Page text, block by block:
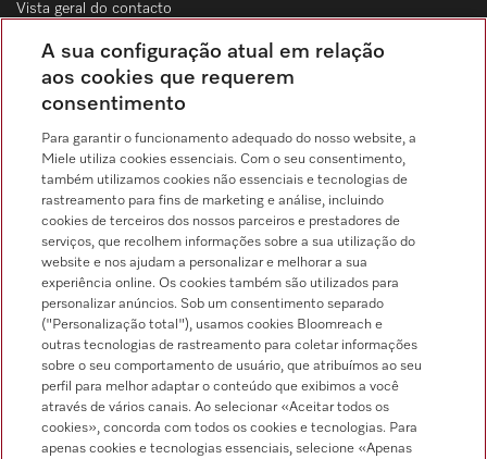
Vista geral do contacto
Distribuição & Serviço de assistência técnica
Chamada para a rede fixa, de acordo com o seu tarifário, em Portugal e em
Pesquisa de distribuidores
Siga a Miele Professional
A sua configuração atual em relação
aos cookies que requerem
consentimento
Para garantir o funcionamento adequado do nosso website, a
Miele utiliza cookies essenciais. Com o seu consentimento,
também utilizamos cookies não essenciais e tecnologias de
rastreamento para fins de marketing e análise, incluindo
cookies de terceiros dos nossos parceiros e prestadores de
serviços, que recolhem informações sobre a sua utilização do
website e nos ajudam a personalizar e melhorar a sua
experiência online. Os cookies também são utilizados para
personalizar anúncios. Sob um consentimento separado
("Personalização total"), usamos cookies Bloomreach e
outras tecnologias de rastreamento para coletar informações
sobre o seu comportamento de usuário, que atribuímos ao seu
perfil para melhor adaptar o conteúdo que exibimos a você
através de vários canais. Ao selecionar «Aceitar todos os
cookies», concorda com todos os cookies e tecnologias. Para
apenas cookies e tecnologias essenciais, selecione «Apenas